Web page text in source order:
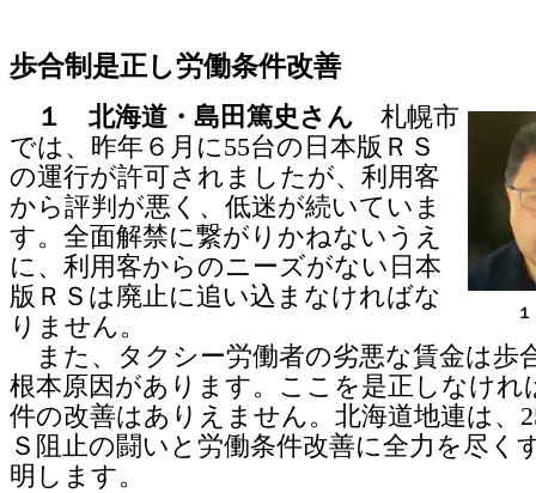
歩合制是正し労働条件改善
１ 北海道・島田篤史さん 札幌市
では、昨年６月に55台の日本版ＲＳ
の運行が許可されましたが、利用客
から評判が悪く、低迷が続いていま
す。全面解禁に繋がりかねないうえ
に、利用客からのニーズがない日本
版ＲＳは廃止に追い込まなければな
りません。
また、タクシー労働者の劣悪な賃金は歩
根本原因があります。ここを是正しなけれ
件の改善はありえません。北海道地連は、
Ｓ阻止の闘いと労働条件改善に全力を尽く
明します。